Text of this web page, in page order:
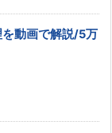
動画で解説/5万